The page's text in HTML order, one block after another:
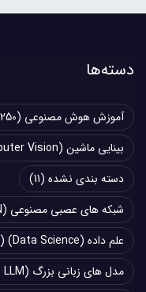
دسته‌ها
آموزش هوش مصنوعی (250)
بینایی ماشین (Computer Vision)
دسته بندی نشده (11)
شبکه های عصبی مصنوعی (Artificial Neural Networks - ANN)
علم داده (Data Science)
(1)
مدل های زبانی بزرگ (Large Language Models - LLM)